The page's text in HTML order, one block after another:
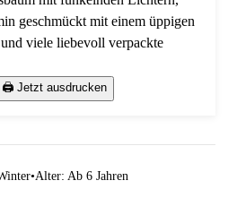
geschmückt mit einem üppigen
viele liebevoll verpackte
🖨️ Jetzt ausdrucken
•Alter: Ab 6 Jahren